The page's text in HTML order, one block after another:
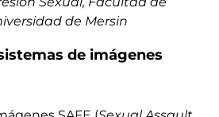
de Mersin
de imágenes